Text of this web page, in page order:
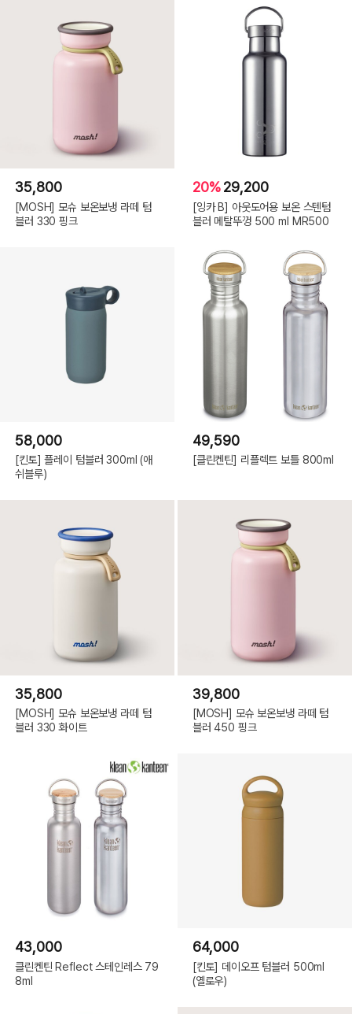
35,800
[MOSH] 모슈 보온보냉 라떼 텀
블러 330 핑크
20%29,200
[잉카 B] 아웃도어용 보온 스텐텀
블러 메탈뚜껑 500 ml MR500
58,000
[킨토] 플레이 텀블러 300ml (애
쉬블루)
49,590
[클린켄틴] 리플렉트 보틀 800ml
35,800
[MOSH] 모슈 보온보냉 라떼 텀
블러 330 화이트
39,800
[MOSH] 모슈 보온보냉 라떼 텀
블러 450 핑크
43,000
클린켄틴 Reflect 스테인레스 79
8ml
64,000
[킨토] 데이오프 텀블러 500ml
(옐로우)